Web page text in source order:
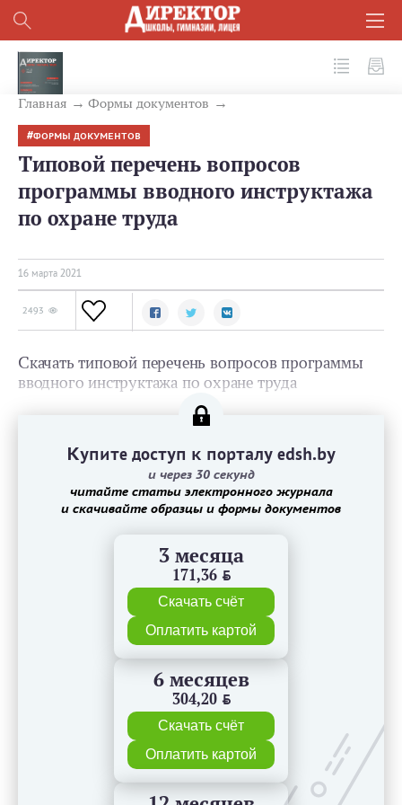
Главная Формы документов
ФОРМЫ ДОКУМЕНТОВ
Типовой перечень вопросов
программы вводного инструктажа
по охране труда
16 мартa 2021
2493
Скачать типовой перечень вопросов программы
вводного инструктажа по охране труда
Купите доступ к порталу edsh.by
и через 30 секунд
читайте статьи электронного журнала
и скачивайте образцы и формы документов
3 месяца
171,36 BYN
Скачать счёт
Оплатить картой
6 месяцев
304,20 BYN
Скачать счёт
Оплатить картой